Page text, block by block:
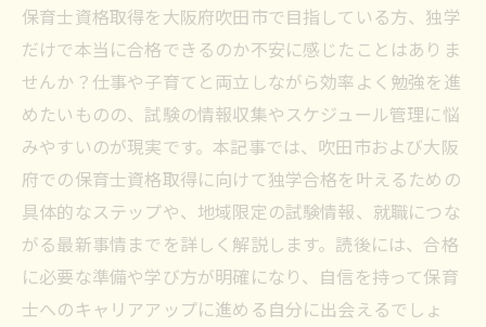
保育士資格取得を大阪府吹田市で目指している方、独学
だけで本当に合格できるのか不安に感じたことはありま
せんか？仕事や子育てと両立しながら効率よく勉強を進
めたいものの、試験の情報収集やスケジュール管理に悩
みやすいのが現実です。本記事では、吹田市および大阪
府での保育士資格取得に向けて独学合格を叶えるための
具体的なステップや、地域限定の試験情報、就職につな
がる最新事情までを詳しく解説します。読後には、合格
に必要な準備や学び方が明確になり、自信を持って保育
士へのキャリアアップに進める自分に出会えるでしょ